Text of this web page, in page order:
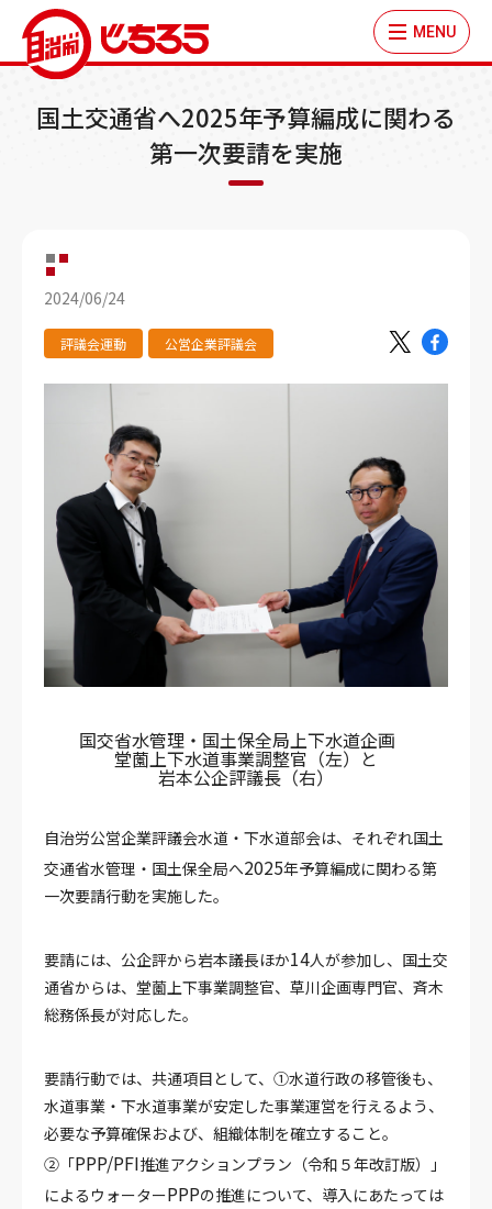
MENU
国土交通省へ2025年予算編成に関わる
第一次要請を実施
2024/06/24
評議会運動 公営企業評議会
国交省水管理・国土保全局上下水道企画
堂薗上下水道事業調整官（左）と
岩本公企評議長（右）
自治労公営企業評議会水道・下水道部会は、それぞれ国土
交通省水管理・国土保全局へ2025年予算編成に関わる第
一次要請行動を実施した。
要請には、公企評から岩本議長ほか14人が参加し、国土交
通省からは、堂薗上下事業調整官、草川企画専門官、斉木
総務係長が対応した。
要請行動では、共通項目として、①水道行政の移管後も、
水道事業・下水道事業が安定した事業運営を行えるよう、
必要な予算確保および、組織体制を確立すること。
②「PPP/PFI推進アクションプラン（令和５年改訂版）」
によるウォーターPPPの推進について、導入にあたっては